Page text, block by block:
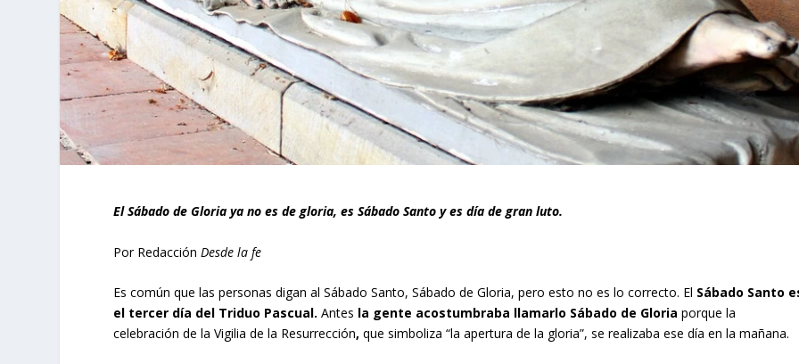
El Sábado de Gloria ya no es de gloria, es Sábado Santo y es día de gran luto.
Por Redacción Desde la fe
Es común que las personas digan al Sábado Santo, Sábado de Gloria, pero esto no es lo correcto. El Sábado Santo
el tercer día del Triduo Pascual. Antes la gente acostumbraba llamarlo Sábado de Gloriaporque la
celebración de la Vigilia de la Resurrección,que simboliza “la apertura de la gloria”, se realizaba ese día en la mañana.